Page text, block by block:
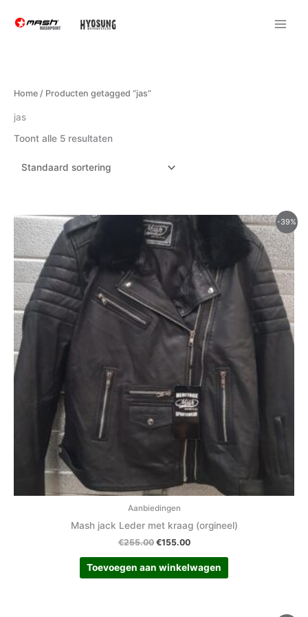
naar
Home / Producten getagged “jas”
jas
Toont alle 5 resultaten
-39%
Aanbiedingen
Mash jack Leder met kraag (orgineel)
€255.00
Oorspronkelijke
prijs
was:
€255.00.
€155.00
Huidige
prijs
Toevoegen aan winkelwagen